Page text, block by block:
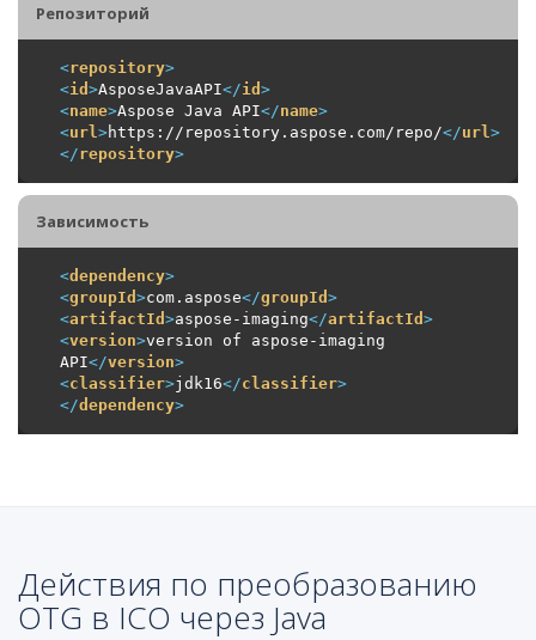
Репозиторий
<repository>
<id >AsposeJavaAPI</id >
<name>Aspose Java API</name>
<url >https://repository.aspose.com/repo/</url >
</repository>
Зависимость
<dependency>
<groupId >com.aspose</groupId >
<artifactId >aspose-imaging</artifactId >
<version>version of aspose-imaging
API</version>
<classifier>jdk16</classifier>
</dependency>
Действия по преобразованию
OTG в ICO через Java